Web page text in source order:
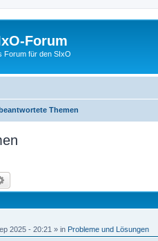
Forum
Forum für den SIxO
Themen
2025 - 20:21 » in Probleme und Lösungen